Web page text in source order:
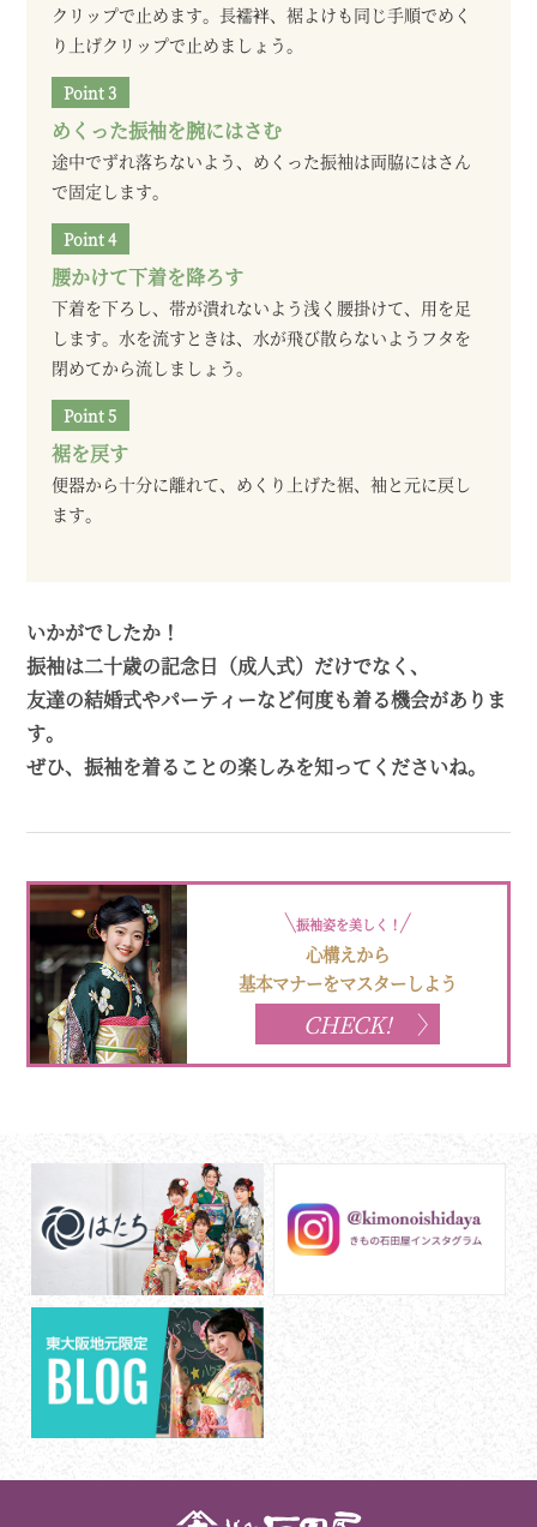
クリップで止めます。長襦袢、裾よけも同じ手順でめく
り上げクリップで止めましょう。
めくった振袖を腕にはさむ
途中でずれ落ちないよう、めくった振袖は両脇にはさん
で固定します。
腰かけて下着を降ろす
下着を下ろし、帯が潰れないよう浅く腰掛けて、用を足
します。水を流すときは、水が飛び散らないようフタを
閉めてから流しましょう。
裾を戻す
便器から十分に離れて、めくり上げた裾、袖と元に戻し
ます。
いかがでしたか！
振袖は二十歳の記念日（成人式）だけでなく、
友達の結婚式やパーティーなど何度も着る機会がありま
す。
ぜひ、振袖を着ることの楽しみを知ってくださいね。
振袖姿を美しく！
心構えから
基本マナーをマスターしよう
CHECK!